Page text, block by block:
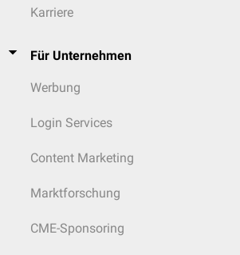
Karriere
Für Unternehmen
Werbung
Login Services
Content Marketing
Marktforschung
CME-Sponsoring